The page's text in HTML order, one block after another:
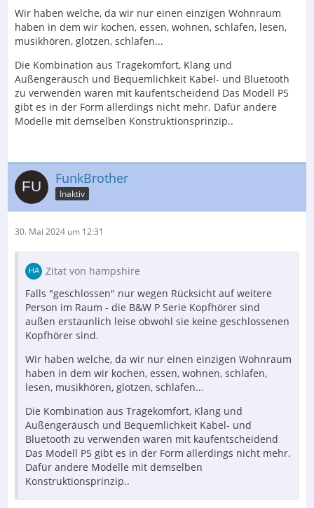
Wir haben welche, da wir nur einen einzigen Wohnraum
haben in dem wir kochen, essen, wohnen, schlafen, lesen,
musikhören, glotzen, schlafen...
Die Kombination aus Tragekomfort, Klang und
Außengeräusch und Bequemlichkeit Kabel- und Bluetooth
zu verwenden waren mit kaufentscheidend Das Modell P5
gibt es in der Form allerdings nicht mehr. Dafür andere
Modelle mit demselben Konstruktionsprinzip..
FunkBrother
Inaktiv
30. Mai 2024 um 12:31
Zitat von hampshire
Falls "geschlossen" nur wegen Rücksicht auf weitere
Person im Raum - die B&W P Serie Kopfhörer sind
außen erstaunlich leise obwohl sie keine geschlossenen
Kopfhörer sind.
Wir haben welche, da wir nur einen einzigen Wohnraum
haben in dem wir kochen, essen, wohnen, schlafen,
lesen, musikhören, glotzen, schlafen...
Die Kombination aus Tragekomfort, Klang und
Außengeräusch und Bequemlichkeit Kabel- und
Bluetooth zu verwenden waren mit kaufentscheidend
Das Modell P5 gibt es in der Form allerdings nicht mehr.
Dafür andere Modelle mit demselben
Konstruktionsprinzip..